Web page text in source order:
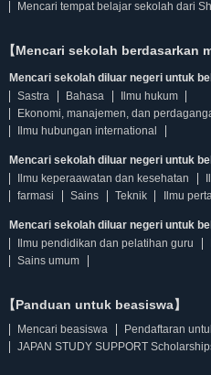
Mencari tempat belajar sekolah dari
【Mencari sekolah berdasarkan
Mencari sekolah diluar negeri untuk
Sastra
Bahasa
Ilmu hukum
Ekonomi, manajemen, dan
Ilmu hubungan international
Mencari sekolah diluar negeri untuk
Ilmu keperaawatan dan kesehatan
farmasi
Sains Teknik Ilmu
Mencari sekolah diluar negeri untuk
Ilmu pendidikan dan pelatihan guru
Sains umum
【Panduan untuk beasiswa】
Mencari beasiswa
Pendaftaran
JAPAN STUDY SUPPORT